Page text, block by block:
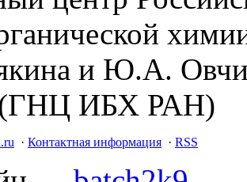
и Ю.А.
(ГНЦ ИБХ РАН)
· Контактная информация · RSS